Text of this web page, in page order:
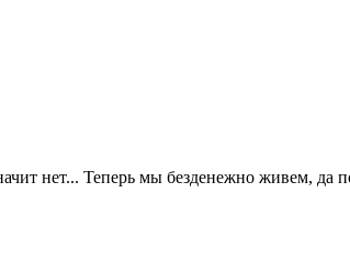
нет... Теперь мы безденежно живем,